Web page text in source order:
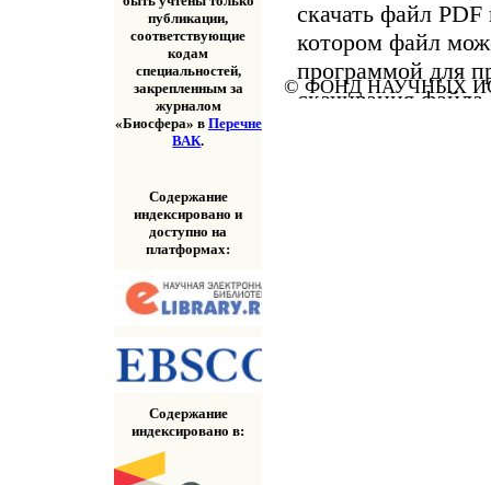
публикации,
соответствующие
кодам
специальностей,
закрепленным за
журналом
«Биосфера» в Перечне
ВАК.
Содержание
индексировано и
доступно на
платформах:
Содержание
индексировано в:
скачать файл
котором файл
программой для
скачивания
© ФОНД НАУЧНЫХ